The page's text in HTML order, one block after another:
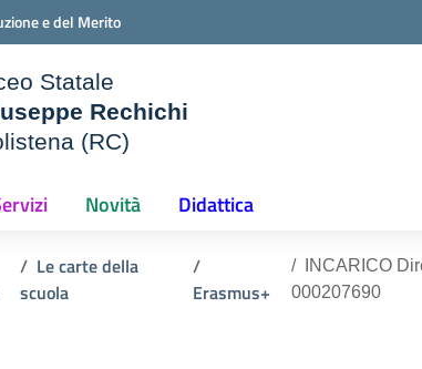
e del Merito
Statale
Rechichi
(RC)
Novità Didattica
Le carte della
scuola
Erasmus+
INCARICO
000207690